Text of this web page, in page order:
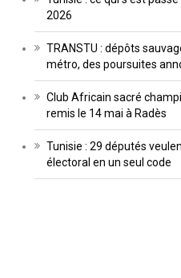
2026
TRANSTU : dépôts
métro, des poursuites
Club Africain sacré
remis le 14 mai à Radès
Tunisie : 29 députés
électoral en un seul code